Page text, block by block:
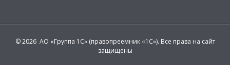
© 2026 АО «Группа 1С» (правопреемник «1С»). Все права на сайт
защищены